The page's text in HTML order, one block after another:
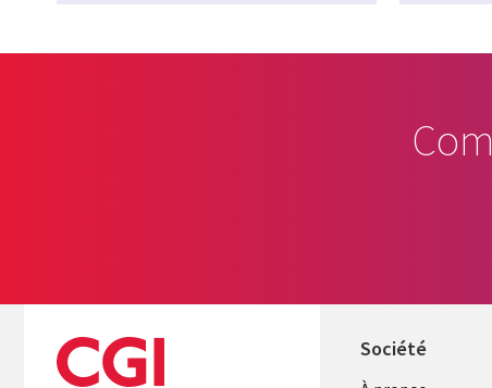
Société